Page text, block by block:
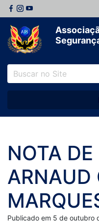
NOTA DE
ARNAUD
Publicado em 5 de outubro